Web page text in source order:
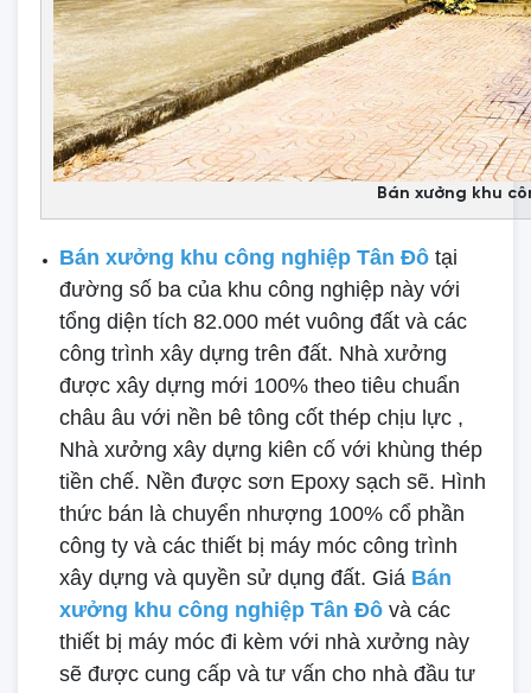
Bán xưởng khu
Bán xưởng khu công nghiệp Tân Đô tại
đường số ba của khu công nghiệp này với
tổng diện tích 82.000 mét vuông đất và các
công trình xây dựng trên đất. Nhà xưởng
được xây dựng mới 100% theo tiêu chuẩn
châu âu với nền bê tông cốt thép chịu lực ,
Nhà xưởng xây dựng kiên cố với khùng thép
tiền chế. Nền được sơn Epoxy sạch sẽ. Hình
thức bán là chuyển nhượng 100% cổ phần
công ty và các thiết bị máy móc công trình
xây dựng và quyền sử dụng đất. Giá Bán
xưởng khu công nghiệp Tân Đô và các
thiết bị máy móc đi kèm với nhà xưởng này
sẽ được cung cấp và tư vấn cho nhà đầu tư